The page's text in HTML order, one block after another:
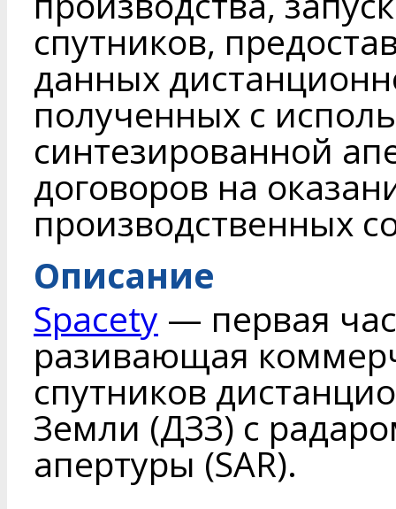
спутников,
данных
полученных с
синтезированной
договоров на
производственных
Описание
Spacety — первая
разивающая
спутников
Земли (ДЗЗ) с
апертуры (SAR).